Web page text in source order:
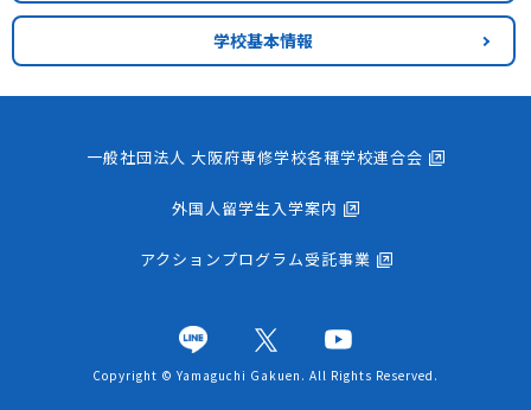
学校基本情報
一般社団法人 大阪府専修学校各種学校連合会
外国人留学生入学案内
アクションプログラム受託事業
Copyright © Yamaguchi Gakuen. All Rights Reserved.